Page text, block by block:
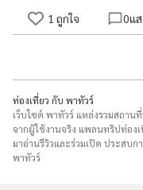
1 ถูกใจ 0แ
ท่องเที่ยว กับ พาทัวร์
เว็บไซต์ พาทัวร์ แหล่งรวมสถาน
จากผู้ใช้งานจริง แพลนทริปท่อง
มาอ่านรีวิวและร่วมเปิด ประสบ
พาทัวร์